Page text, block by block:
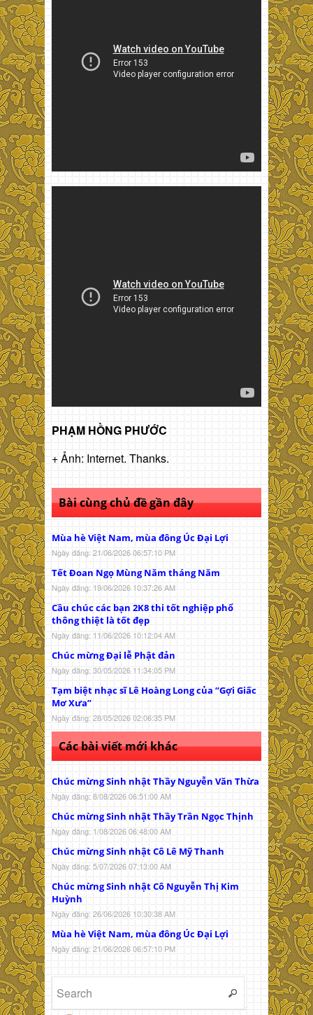
PHẠM HỒNG PHƯỚC
+ Ảnh: Internet. Thanks.
Bài cùng chủ đề gần đây
Mùa hè Việt Nam, mùa đông Úc Đại Lợi
Ngày đăng: 21/06/2026 06:57:10 PM
Tết Đoan Ngọ Mùng Năm tháng Năm
Ngày đăng: 19/06/2026 10:37:26 AM
Cầu chúc các bạn 2K8 thi tốt nghiệp phổ
thông thiệt là tốt đẹp
Ngày đăng: 11/06/2026 10:12:04 AM
Chúc mừng Đại lễ Phật đản
Ngày đăng: 30/05/2026 11:34:05 PM
Tạm biệt nhạc sĩ Lê Hoàng Long của “Gợi Giấc
Mơ Xưa”
Ngày đăng: 28/05/2026 02:06:35 PM
Các bài viết mới khác
Chúc mừng Sinh nhật Thầy Nguyễn Văn Thừa
Ngày đăng: 8/08/2026 06:51:00 AM
Chúc mừng Sinh nhật Thầy Trần Ngọc Thịnh
Ngày đăng: 1/08/2026 06:48:00 AM
Chúc mừng Sinh nhật Cô Lê Mỹ Thanh
Ngày đăng: 5/07/2026 07:13:00 AM
Chúc mừng Sinh nhật Cô Nguyễn Thị Kim
Huỳnh
Ngày đăng: 26/06/2026 10:30:38 AM
Mùa hè Việt Nam, mùa đông Úc Đại Lợi
Ngày đăng: 21/06/2026 06:57:10 PM